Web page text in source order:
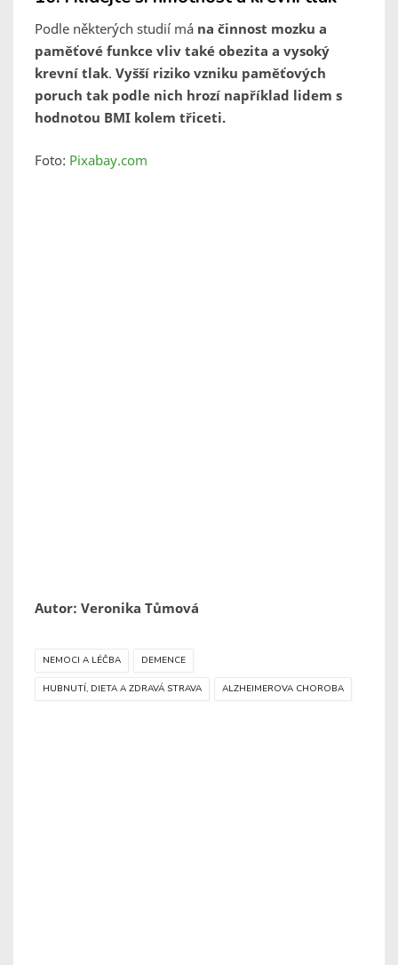
Podle některých studií má na činnost mozku a
paměťové funkce vliv také obezita a vysoký
krevní tlak. Vyšší riziko vzniku paměťových
poruch tak podle nich hrozí například lidem s
hodnotou BMI kolem třiceti.
Foto: Pixabay.com
Autor: Veronika Tůmová
NEMOCI A LÉČBA DEMENCE
HUBNUTÍ, DIETA A ZDRAVÁ STRAVA ALZHEIMEROVA CHOROBA